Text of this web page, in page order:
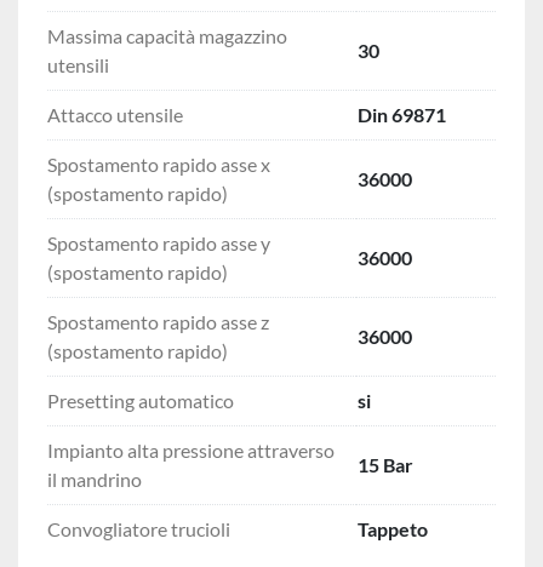
Massima capacità magazzino
utensili
30
Attacco utensile Din 69871
Spostamento rapido asse x
(spostamento rapido)
36000
Spostamento rapido asse y
(spostamento rapido)
36000
Spostamento rapido asse z
(spostamento rapido)
36000
Presetting automatico si
Impianto alta pressione attraverso
il mandrino
15 Bar
Convogliatore trucioli Tappeto